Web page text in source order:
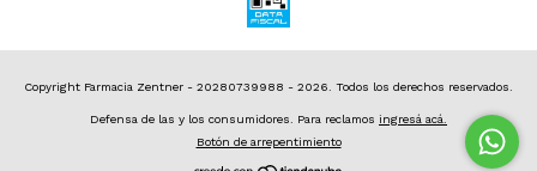
Copyright Farmacia Zentner - 20280739988 - 2026. Todos los derechos reservados.
Defensa de las y los consumidores. Para reclamos ingresá acá.
Botón de arrepentimiento